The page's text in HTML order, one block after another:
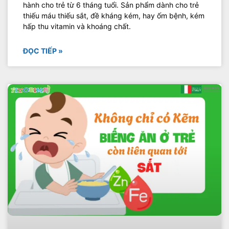
hành cho trẻ từ 6 tháng tuổi. Sản phẩm dành cho trẻ
thiếu máu thiếu sắt, đề kháng kém, hay ốm bệnh, kém
hấp thu vitamin và khoáng chất.
ĐỌC TIẾP »